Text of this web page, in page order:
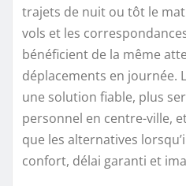
trajets de nuit ou tôt le
vols et les
bénéficient de la même
déplacements en journée.
une solution fiable, plus
personnel en centre-ville,
que les alternatives
confort, délai garanti et